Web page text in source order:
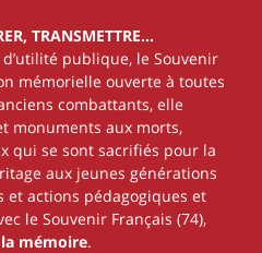
TRANSMETTRE…
publique, le Souvenir
mémorielle ouverte à toutes
combattants, elle
monuments aux morts,
qui se sont sacrifiés pour la
aux jeunes générations
et actions pédagogiques et
le Souvenir Français (74),
mémoire.